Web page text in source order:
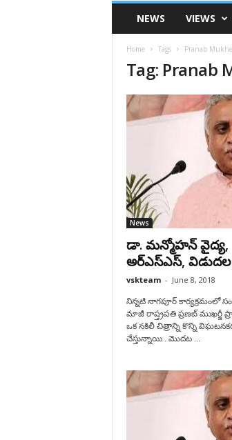
VSK
TelanganaNEWS VIEWS
Home Tags Pranab
Tag: Pranab
News
డా. మన్మోహన్
అర్ఎస్ఎస్, విడుదల
vskteam - June 8, 2018
నిన్నటి నాగపూర్ కార్యక్రమంలో సంఘ
మాజీ రాష్త్రపతి ప్రణబ్ ముఖర్జీ
ఒక నకిలీ చిత్రాన్ని కొన్ని
చేస్తున్నాయి . మొదట ...